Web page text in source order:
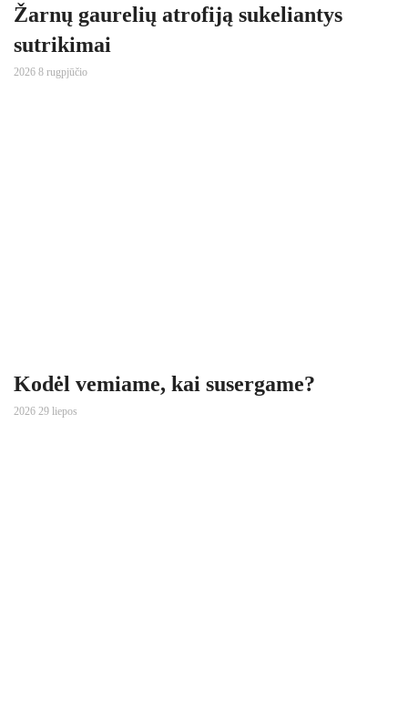
Žarnų gaurelių atrofiją sukeliantys
sutrikimai
2026 8 rugpjūčio
Kodėl vemiame, kai susergame?
2026 29 liepos